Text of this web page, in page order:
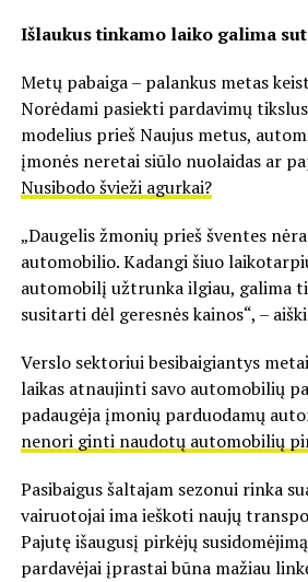
Išlaukus tinkamo laiko galima
Metų pabaiga – palankus metas
Norėdami pasiekti pardavimų
modelius prieš Naujus metus,
įmonės neretai siūlo nuolaidas ar
Nusibodo švieži agurkai?
„Daugelis žmonių prieš šventes
automobilio. Kadangi šiuo
automobilį užtrunka ilgiau, galima
susitarti dėl geresnės kainos“, –
Verslo sektoriui besibaigiantys
laikas atnaujinti savo automobilių
padaugėja įmonių parduodamų
nenori ginti naudotų automobilių
Pasibaigus šaltajam sezonui rinka
vairuotojai ima ieškoti naujų
Pajutę išaugusį pirkėjų
pardavėjai įprastai būna mažiau